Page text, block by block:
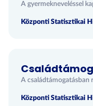
A gyermekneveléssel
Központi Statisztikai
A családtámogatásban
Központi Statisztikai